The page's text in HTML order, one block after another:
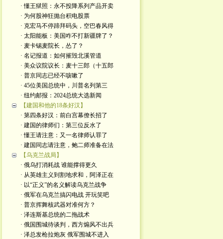
· 懂王狱照：永不投降系列产品开卖
· 为何股神狂抛台积电股票
· 克宏马不停蹄拜码头，空巴春风得
· 太阳能板：美国咋不打新疆牌了？
· 麦卡锡麦院长，怂了？
· 名记报道：如何摧毁北溪管道
· 美众议院议长：麦十三郎（十五郎
· 普京同志已经不咳嗽了
· 45位美国总统中，川普名列第三
· 纽约邮报：2024总统大选新闻
【建国和他的18条好汉】
· 第四条好汉：前白宫幕僚长招了
· 建国的律师们：第三位反水了
· 懂王请注意：又一名律师认罪了
· 建国同志请注意，鲍二师准备在法
【乌克兰战局】
· 俄乌打消耗战 谁能撑得更久
· 从英雄主义到割地求和，阿泽正在
· 以“正义”的名义解读乌克兰战争
· 俄军在乌克兰搞闪电战 开玩笑吧
· 普京挥舞核武器对准何方？
· 泽连斯基总统的二拖战术
· 俄国围城待谈判，西方煽风不出兵
· 泽总发枪拉炮灰 俄军围城不进入